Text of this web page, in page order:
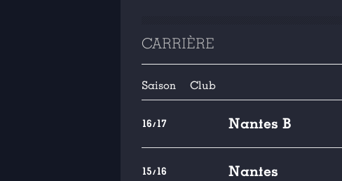
CARRIÈRE
Saison Club
16/17 Nantes B
15/16 Nantes